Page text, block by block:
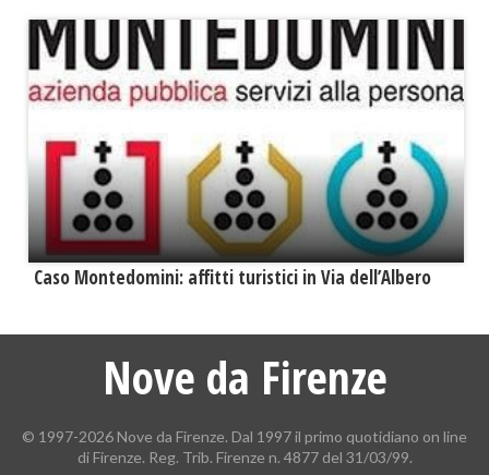
Caso Montedomini: affitti turistici in Via dell’Albero
Nove da Firenze
© 1997-2026 Nove da Firenze. Dal 1997 il primo quotidiano on line
di Firenze. Reg. Trib. Firenze n. 4877 del 31/03/99.